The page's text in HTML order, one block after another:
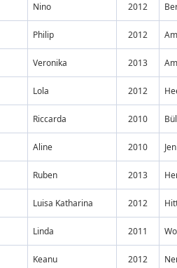
Nino 2012
Philip 2012
Veronika 2013
Lola 2012
Riccarda 2010
Aline 2010
Ruben 2013
Luisa Katharina 2012
Linda 2011
Keanu 2012